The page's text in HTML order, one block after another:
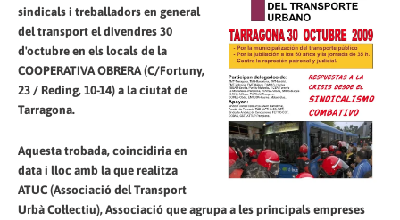
sindicals i treballadors en general
del transport el divendres 30
d'octubre en els locals de la
COOPERATIVA OBRERA (C/Fortuny,
23 / Reding, 10-14) a la ciutat de
Tarragona.
Aquesta trobada, coincidiria en
data i lloc amb la que realitza
ATUC (Associació del Transport
Urbà Col·lectiu), Associació que agrupa a les principals empreses